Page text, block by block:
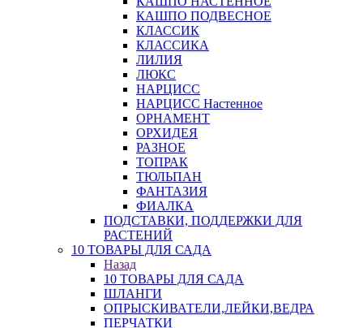
КАШПО ПОДВЕСНОЕ
КЛАССИК
КЛАССИКА
ЛИЛИЯ
ЛЮКС
НАРЦИСС
НАРЦИСС Настенное
ОРНАМЕНТ
ОРХИДЕЯ
РАЗНОЕ
ТОПРАК
ТЮЛЬПАН
ФАНТАЗИЯ
ФИАЛКА
ПОДСТАВКИ, ПОДДЕРЖКИ ДЛЯ
РАСТЕНИЙ
10 ТОВАРЫ ДЛЯ САДА
Назад
10 ТОВАРЫ ДЛЯ САДА
ШЛАНГИ
ОПРЫСКИВАТЕЛИ,ЛЕЙКИ,ВЕДРА
ПЕРЧАТКИ